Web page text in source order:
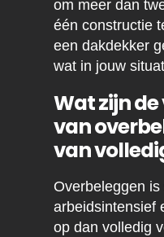
om meer dan
één constructie
een dakdekker
wat in jouw
Wat zijn
van
van
Overbeleggen
arbeidsintensief
op dan volledig